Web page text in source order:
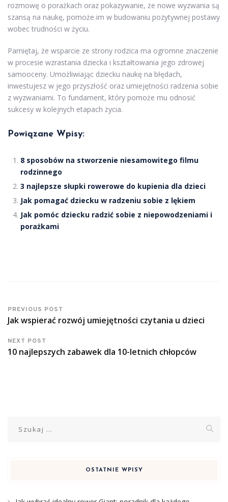
rozmowę o porażkach oraz pokazywanie, że nowe wyzwania są
szansą na naukę, pomoże im w budowaniu pozytywnej postawy
wobec trudności w życiu.
Pamiętaj, że wsparcie ze strony rodzica ma ogromne znaczenie
w procesie wzrastania dziecka i kształtowania jego zdrowej
samooceny. Umożliwiając dziecku naukę na błędach,
inwestujesz w jego przyszłość oraz umiejętności radzenia sobie
z wyzwaniami. To fundament, który pomoże mu odnosić
sukcesy w kolejnych etapach życia.
Powiązane Wpisy:
8 sposobów na stworzenie niesamowitego filmu
rodzinnego
3 najlepsze słupki rowerowe do kupienia dla dzieci
Jak pomagać dziecku w radzeniu sobie z lękiem
Jak pomóc dziecku radzić sobie z niepowodzeniami i
porażkami
PREVIOUS POST
Jak wspierać rozwój umiejętności czytania u dzieci
NEXT POST
10 najlepszych zabawek dla 10-letnich chłopców
OSTATNIE WPISY